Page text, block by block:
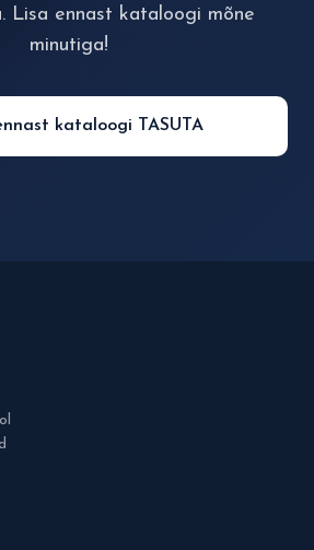
Lisa ennast kataloogi mõne
minutiga!
kataloogi TASUTA